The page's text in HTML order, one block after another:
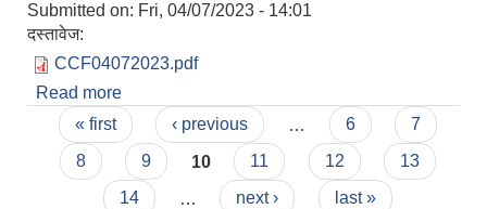
Submitted on: Fri, 04/07/2023 - 14:01
दस्तावेज:
CCF04072023.pdf
Read more
Pages
« first ‹ previous 6
7
8
9 10 11 12
13
14
next › last »